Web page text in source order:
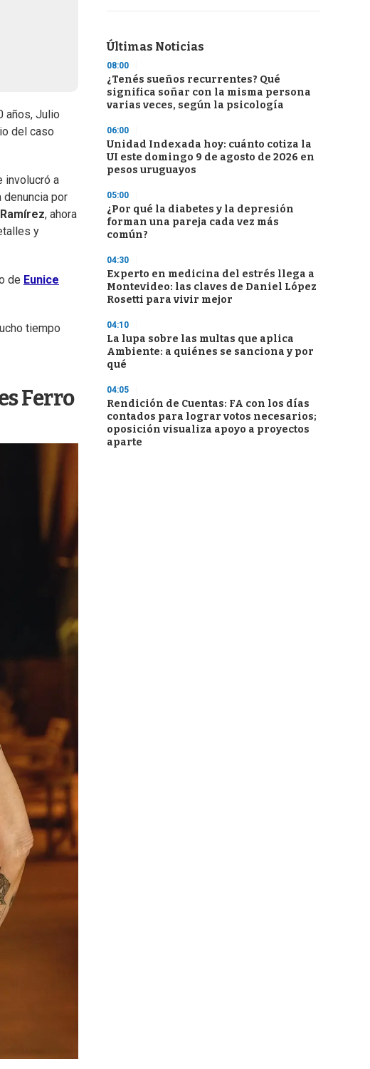
años, Julio
del caso
involucró a
denuncia por
, ahora
y
de Eunice
tiempo
Ferro
Últimas Noticias
08:00
¿Tenés sueños recurrentes? Qué
significa soñar con la misma persona
varias veces, según la psicología
06:00
Unidad Indexada hoy: cuánto cotiza la
UI este domingo 9 de agosto de 2026 en
pesos uruguayos
05:00
¿Por qué la diabetes y la depresión
forman una pareja cada vez más
común?
04:30
Experto en medicina del estrés llega a
Montevideo: las claves de Daniel López
Rosetti para vivir mejor
04:10
La lupa sobre las multas que aplica
Ambiente: a quiénes se sanciona y por
qué
04:05
Rendición de Cuentas: FA con los días
contados para lograr votos necesarios;
oposición visualiza apoyo a proyectos
aparte